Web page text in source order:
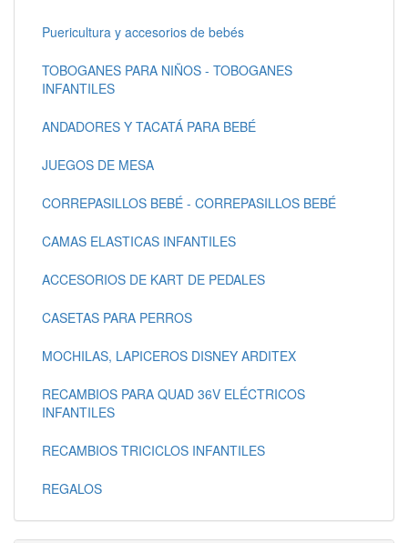
Puericultura y accesorios de bebés
TOBOGANES PARA NIÑOS - TOBOGANES
INFANTILES
ANDADORES Y TACATÁ PARA BEBÉ
JUEGOS DE MESA
CORREPASILLOS BEBÉ - CORREPASILLOS BEBÉ
CAMAS ELASTICAS INFANTILES
ACCESORIOS DE KART DE PEDALES
CASETAS PARA PERROS
MOCHILAS, LAPICEROS DISNEY ARDITEX
RECAMBIOS PARA QUAD 36V ELÉCTRICOS
INFANTILES
RECAMBIOS TRICICLOS INFANTILES
REGALOS